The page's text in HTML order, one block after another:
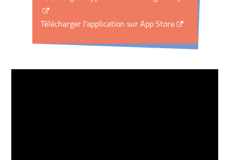
Télécharger l'application sur App Store